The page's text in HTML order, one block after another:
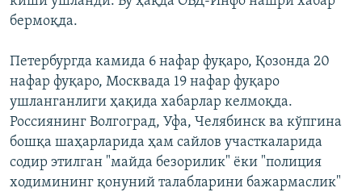
бермоқда.
Петербургда камида 6 нафар фуқаро, Қозонда 20
нафар фуқаро, Москвада 19 нафар фуқаро
ушланганлиги ҳақида хабарлар келмоқда.
Россиянинг Волгоград, Уфа, Челябинск ва кўпгина
бошқа шаҳарларида ҳам сайлов участкаларида
содир этилган "майда безорилик" ёки "полиция
ходимининг қонуний талабларини бажармаслик"